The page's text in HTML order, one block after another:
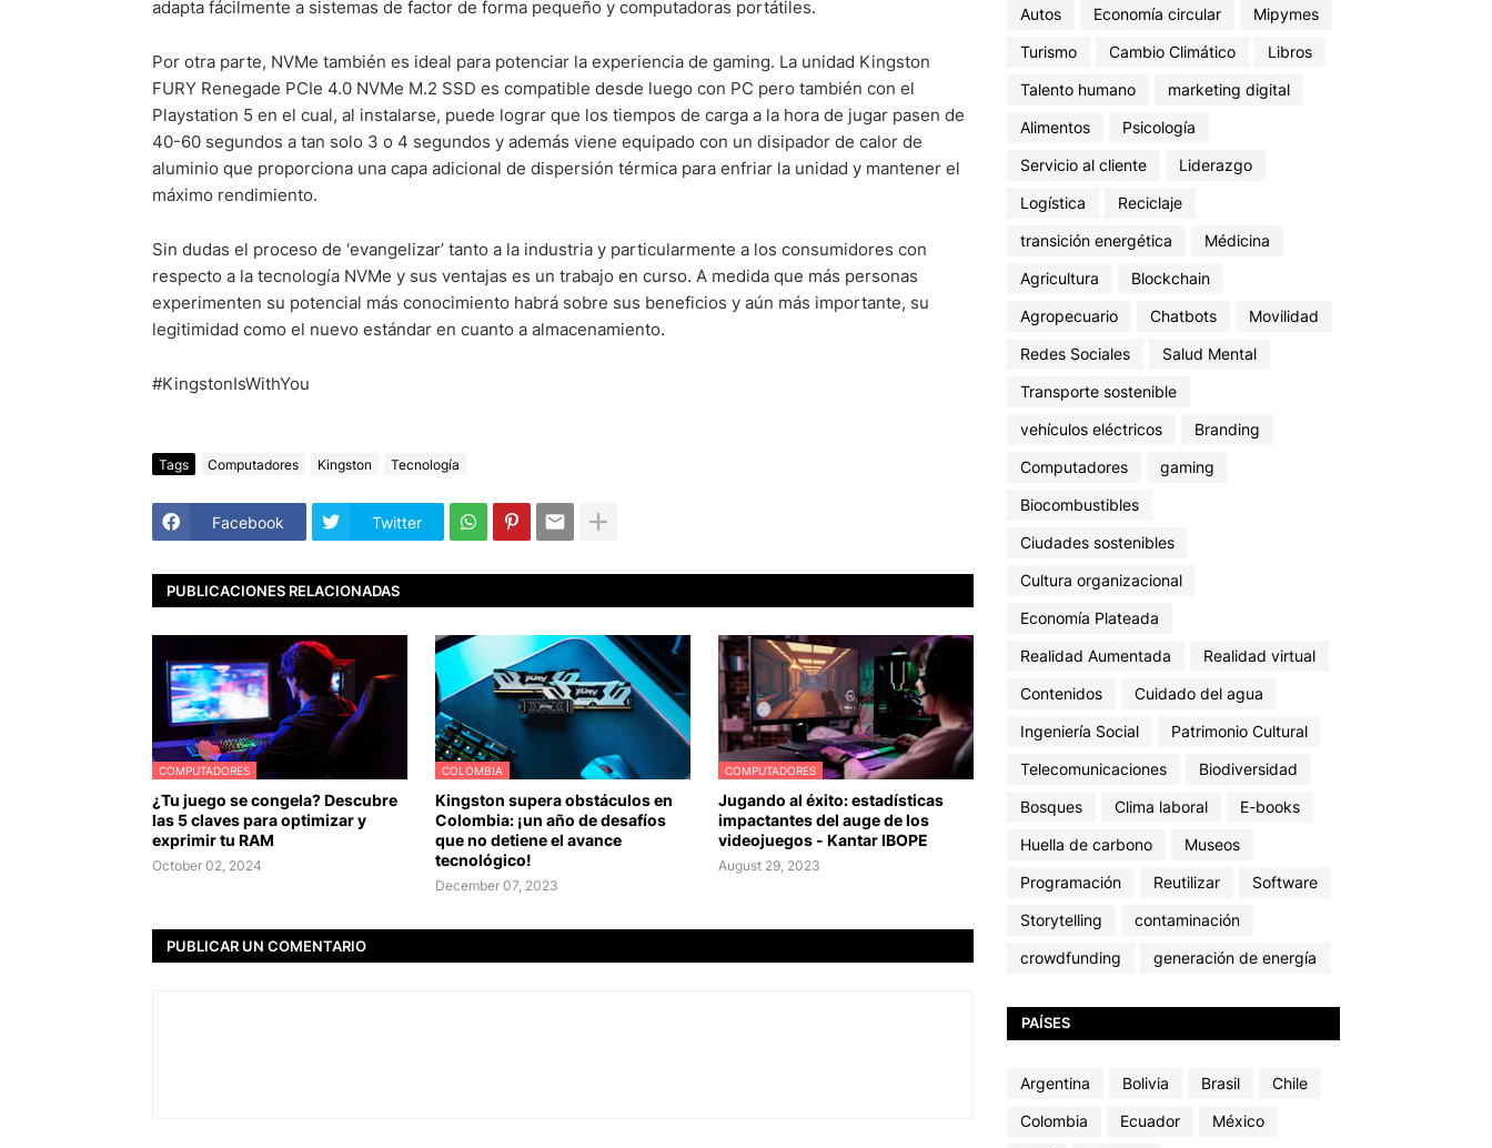
adapta fácilmente a sistemas de factor de forma pequeño y computadoras portátiles.
Por otra parte, NVMe también es ideal para potenciar la experiencia de gaming. La unidad Kingston
FURY Renegade PCIe 4.0 NVMe M.2 SSD es compatible desde luego con PC pero también con el
Playstation 5 en el cual, al instalarse, puede lograr que los tiempos de carga a la hora de jugar pasen de
40-60 segundos a tan solo 3 o 4 segundos y además viene equipado con un disipador de calor de
aluminio que proporciona una capa adicional de dispersión térmica para enfriar la unidad y mantener el
máximo rendimiento.
Sin dudas el proceso de ‘evangelizar’ tanto a la industria y particularmente a los consumidores con
respecto a la tecnología NVMe y sus ventajas es un trabajo en curso. A medida que más personas
experimenten su potencial más conocimiento habrá sobre sus beneficios y aún más importante, su
legitimidad como el nuevo estándar en cuanto a almacenamiento.
#KingstonIsWithYou
Tags Computadores Kingston Tecnología
Facebook Twitter
PUBLICACIONES RELACIONADAS
COMPUTADORES
¿Tu juego se congela? Descubre
las 5 claves para optimizar y
exprimir tu RAM
October 02, 2024
COLOMBIA
Kingston supera obstáculos en
Colombia: ¡un año de desafíos
que no detiene el avance
tecnológico!
December 07, 2023
COMPUTADORES
Jugando al éxito: estadísticas
impactantes del auge de los
videojuegos - Kantar IBOPE
August 29, 2023
PUBLICAR UN COMENTARIO
Autos
Economía circular
Mipymes
Turismo
Cambio Climático
Libros
Talento humano
marketing digital
Alimentos
Psicología
Servicio al cliente
Liderazgo
Logística
Reciclaje
transición energética
Médicina
Agricultura
Blockchain
Agropecuario
Chatbots
Movilidad
Redes Sociales
Salud Mental
Transporte sostenible
vehículos eléctricos
Branding
Computadores
gaming
Biocombustibles
Ciudades sostenibles
Cultura organizacional
Economía Plateada
Realidad Aumentada
Realidad virtual
Contenidos
Cuidado del agua
Ingeniería Social
Patrimonio Cultural
Telecomunicaciones
Biodiversidad
Bosques
Clima laboral
E-books
Huella de carbono
Museos
Programación
Reutilizar
Software
Storytelling
contaminación
crowdfunding
generación de energía
PAÍSES
Argentina Bolivia Brasil
Chile
Colombia
Ecuador
México